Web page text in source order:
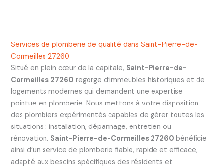
Services de plomberie de qualité dans Saint-Pierre-de-
Cormeilles 27260
Situé en plein cœur de la capitale, Saint-Pierre-de-
Cormeilles 27260 regorge d’immeubles historiques et de
logements modernes qui demandent une expertise
pointue en plomberie. Nous mettons à votre disposition
des plombiers expérimentés capables de gérer toutes les
situations : installation, dépannage, entretien ou
rénovation. Saint-Pierre-de-Cormeilles 27260 bénéficie
ainsi d’un service de plomberie fiable, rapide et efficace,
adapté aux besoins spécifiques des résidents et